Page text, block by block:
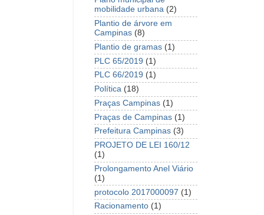
mobilidade urbana (2)
Plantio de árvore em
Campinas (8)
Plantio de gramas (1)
PLC 65/2019 (1)
PLC 66/2019 (1)
Política (18)
Praças Campinas (1)
Praças de Campinas (1)
Prefeitura Campinas (3)
PROJETO DE LEI 160/12
(1)
Prolongamento Anel Viário
(1)
protocolo 2017000097 (1)
Racionamento (1)